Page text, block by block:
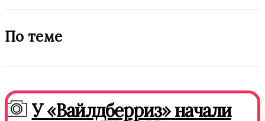
По теме
У «Вайлдберриз» начали